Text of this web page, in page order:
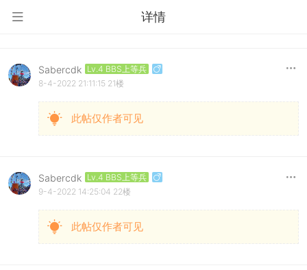
详情
Sabercdk Lv.4 BBS上等兵
8-4-2022 21:11:15 21楼
此帖仅作者可见
Sabercdk Lv.4 BBS上等兵
9-4-2022 14:25:04 22楼
此帖仅作者可见